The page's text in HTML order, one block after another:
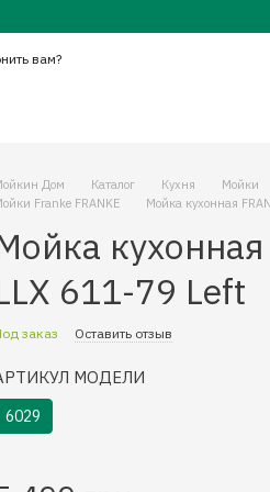
вам?
Дом Каталог Кухня Мойки
Franke FRANKE
Мойка кухонная
кухонная
611-79 Left
заказ Оставить отзыв
МОДЕЛИ
6029